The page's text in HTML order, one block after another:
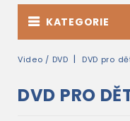
KATEGORIE
Video / DVD DVD pro
DVD PRO